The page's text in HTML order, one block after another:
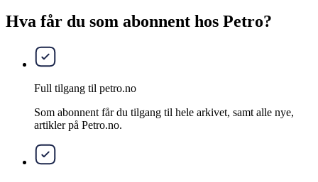
Hva får du som abonnent hos Petro?
Full tilgang til petro.no
Som abonnent får du tilgang til hele arkivet, samt alle nye,
artikler på Petro.no.